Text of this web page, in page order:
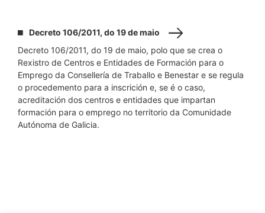
Decreto 106/2011, do 19 de maio
Decreto 106/2011, do 19 de maio, polo que se crea o
Rexistro de Centros e Entidades de Formación para o
Emprego da Consellería de Traballo e Benestar e se regula
o procedemento para a inscrición e, se é o caso,
acreditación dos centros e entidades que impartan
formación para o emprego no territorio da Comunidade
Autónoma de Galicia.